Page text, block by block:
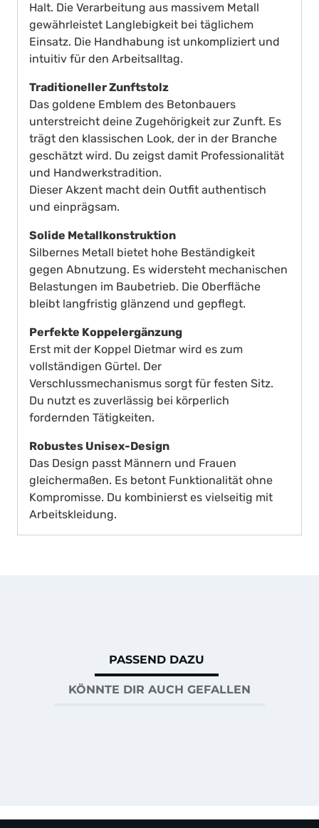
Halt. Die Verarbeitung aus massivem Metall
gewährleistet Langlebigkeit bei täglichem
Einsatz. Die Handhabung ist unkompliziert und
intuitiv für den Arbeitsalltag.
Traditioneller Zunftstolz
Das goldene Emblem des Betonbauers
unterstreicht deine Zugehörigkeit zur Zunft. Es
trägt den klassischen Look, der in der Branche
geschätzt wird. Du zeigst damit Professionalität
und Handwerkstradition.
Dieser Akzent macht dein Outfit authentisch
und einprägsam.
Solide Metallkonstruktion
Silbernes Metall bietet hohe Beständigkeit
gegen Abnutzung. Es widersteht mechanischen
Belastungen im Baubetrieb. Die Oberfläche
bleibt langfristig glänzend und gepflegt.
Perfekte Koppelergänzung
Erst mit der Koppel Dietmar wird es zum
vollständigen Gürtel. Der
Verschlussmechanismus sorgt für festen Sitz.
Du nutzt es zuverlässig bei körperlich
fordernden Tätigkeiten.
Robustes Unisex-Design
Das Design passt Männern und Frauen
gleichermaßen. Es betont Funktionalität ohne
Kompromisse. Du kombinierst es vielseitig mit
Arbeitskleidung.
PASSEND DAZU
KÖNNTE DIR AUCH GEFALLEN